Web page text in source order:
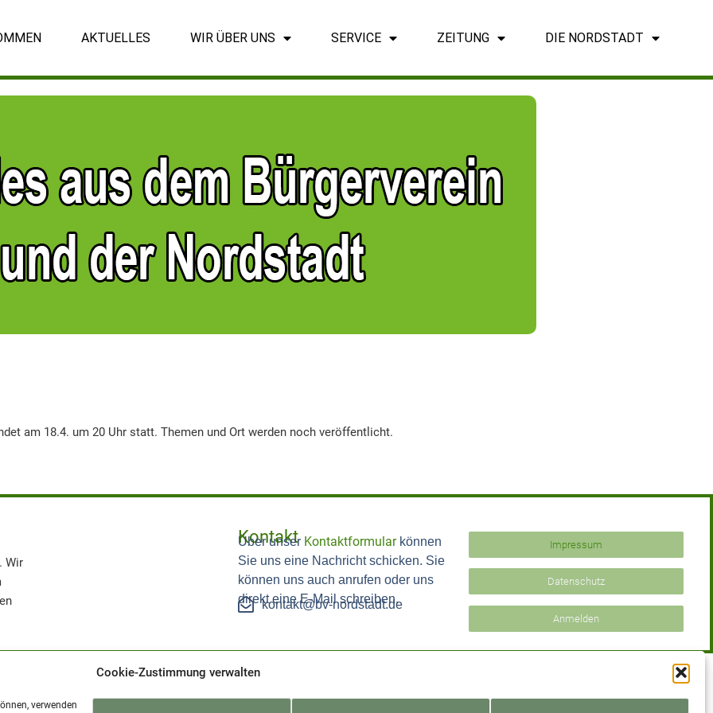
Cookie-Zustimmung verwalten
verwenden
AKTUELLES WIR ÜBER UNS SERVICE ZEITUNG DIE NORDSTADT
am 18.4. um 20 Uhr statt. Themen und Ort werden noch veröffentlicht.
Wir
Kontakt
Über unser Kontaktformularkönnen
Sie uns eine Nachricht schicken. Sie
können uns auch anrufen oder uns
direkt eine E-Mail schreiben.
kontakt@bv-nordstadt.de
Impressum
Datenschutz
Anmelden